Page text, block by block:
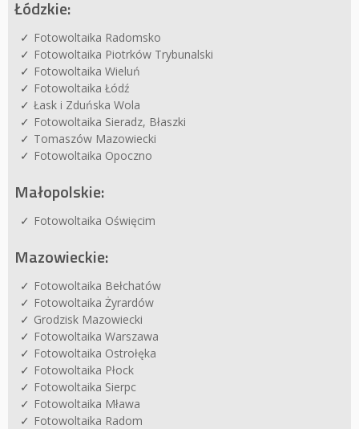
Łódzkie:
Fotowoltaika Radomsko
Fotowoltaika Piotrków Trybunalski
Fotowoltaika Wieluń
Fotowoltaika Łódź
Łask i Zduńska Wola
Fotowoltaika Sieradz, Błaszki
Tomaszów Mazowiecki
Fotowoltaika Opoczno
Małopolskie:
Fotowoltaika Oświęcim
Mazowieckie:
Fotowoltaika Bełchatów
Fotowoltaika Żyrardów
Grodzisk Mazowiecki
Fotowoltaika Warszawa
Fotowoltaika Ostrołęka
Fotowoltaika Płock
Fotowoltaika Sierpc
Fotowoltaika Mława
Fotowoltaika Radom